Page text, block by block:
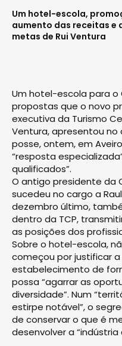
Um hotel-escola,
aumento das receitas e
metas de Rui Ventura
Um hotel-escola para
propostas que o novo
executiva da Turismo
Ventura, apresentou
posse, ontem, em
“resposta
qualificados”.
O antigo presidente da
sucedeu no cargo a
dezembro último,
dentro da TCP,
as posições dos
Sobre o hotel-escola,
começou por justificar a
estabelecimento de
possa “agarrar as
diversidade”. Num
estirpe notável”, o
de conservar o que é
desenvolver a